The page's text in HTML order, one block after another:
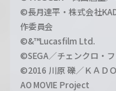
©長月達平・株式会社
作委員会
©&™Lucasfilm Ltd.
©SEGA／チェンクロ・
©2016 川原 礫／ＫＡＤ
AO MOVIE Project